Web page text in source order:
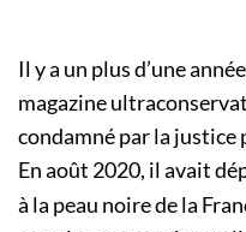
Il y a un plus d’une
magazine
condamné par la justice
En août 2020, il avait
à la peau noire de la